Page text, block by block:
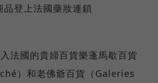
品登上法國藥妝連鎖
法國的貴婦百貨樂蓬馬歇百貨
）和老佛爺百貨（Galeries